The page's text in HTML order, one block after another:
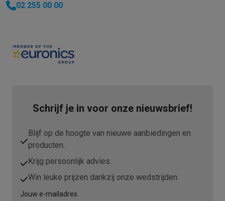
02 255 00 00
Schrijf je in voor onze nieuwsbrief!
Blijf op de hoogte van nieuwe aanbiedingen en
producten.
Krijg persoonlijk advies.
Win leuke prijzen dankzij onze wedstrijden.
Jouw e-mailadres